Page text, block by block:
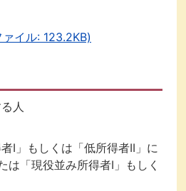
イル: 123.2KB)
人
I」もしくは「低所得者II」に
「現役並み所得者I」もしく